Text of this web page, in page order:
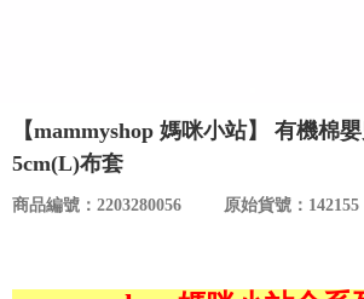
優惠活動
關於我們
【mammyshop 媽咪小站】 有機棉
5cm(L)布套
商品編號：2203280056 原始貨號：142155